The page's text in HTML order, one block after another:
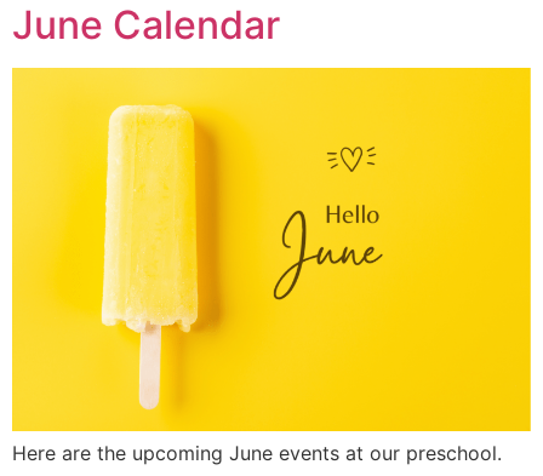
June Calendar
Here are the upcoming June events at our preschool.